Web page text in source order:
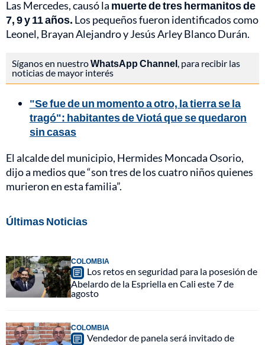
Las Mercedes, causó la muerte de tres hermanitos de
7, 9 y 11 años. Los pequeños fueron identificados como
Leonel, Brayan Alejandro y Jesús Arley Blanco Durán.
Síganos en nuestroWhatsApp Channel, para recibir las
noticias de mayor interés
"Se fue de un momento a otro, la tierra se la
tragó": habitantes de Viotá que se quedaron
sin casas
El alcalde del municipio, Hermides Moncada Osorio,
dijo a medios que “son tres de los cuatro niños quienes
murieron en esta familia”.
Últimas Noticias
COLOMBIA
Los retos en seguridad para la posesión de
Abelardo de la Espriella en Cali este 7 de
agosto
COLOMBIA
Vendedor de panela será invitado de